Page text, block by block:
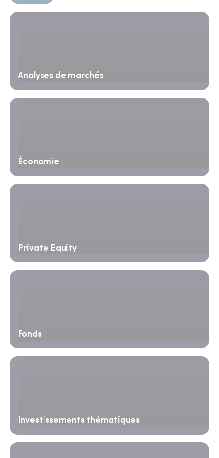
Analyses de marchés
Économie
Private Equity
Fonds
Investissements thématiques